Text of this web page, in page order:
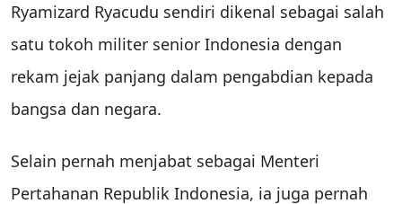
Ryamizard Ryacudu sendiri dikenal sebagai salah
satu tokoh militer senior Indonesia dengan
rekam jejak panjang dalam pengabdian kepada
bangsa dan negara.
Selain pernah menjabat sebagai Menteri
Pertahanan Republik Indonesia, ia juga pernah